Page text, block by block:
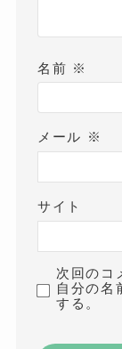
名前 ※
メール ※
サイト
次回のコ
自分の名
する。